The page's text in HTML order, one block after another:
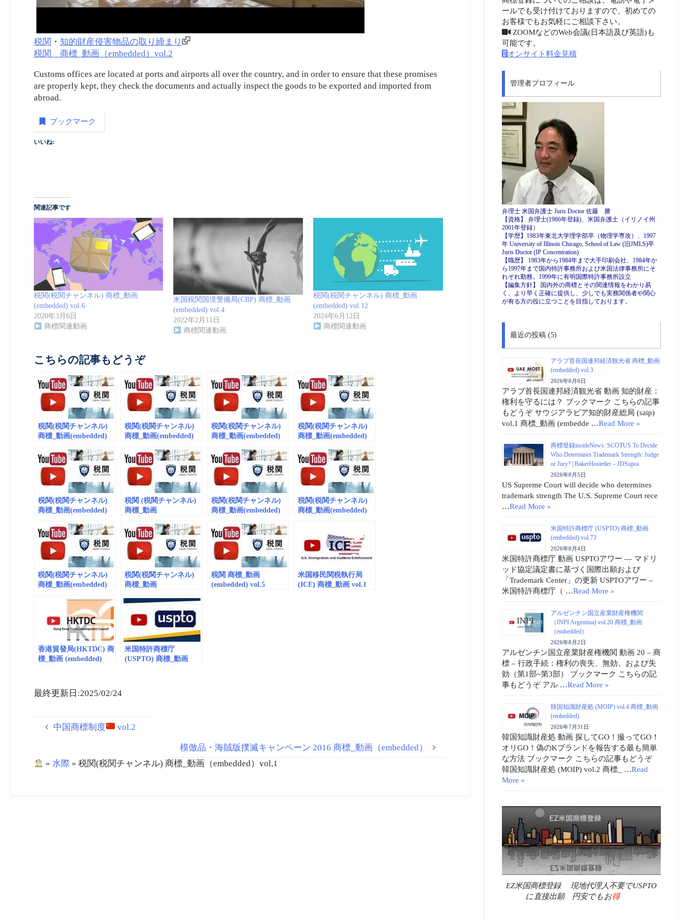
税関 ・ 知的財産侵害物品の取り締まり
税関 商標_動画（embedded）vol.2
Customs offices are located at ports and airports all over the country, and in order to ensure that these promises
are properly kept, they check the documents and actually inspect the goods to be exported and imported from
abroad.
ブックマーク
いいね:
関連記事です
税関(税関チャンネル) 商標_動画
(embedded) vol.6
2020年3月6日
商標関連動画
米国税関国境警備局(CBP) 商標_動画
(embedded) vol.4
2022年2月11日
商標関連動画
税関(税関チャンネル) 商標_動画
(embedded) vol.12
2024年6月12日
商標関連動画
こちらの記事もどうぞ
税関(税関チャンネル)
商標_動画(embedded)
税関(税関チャンネル)
商標_動画(embedded)
税関(税関チャンネル)
商標_動画(embedded)
税関(税関チャンネル)
商標_動画(embedded)
税関(税関チャンネル)
商標_動画(embedded)
税関 (税関チャンネル)
商標_動画
税関(税関チャンネル)
商標_動画(embedded)
税関(税関チャンネル)
商標_動画(embedded)
税関(税関チャンネル)
商標_動画(embedded)
税関(税関チャンネル)
商標_動画
vol.8 税関150周年
税関 商標_動画
(embedded) vol.5
米国移民関税執行局
(ICE) 商標_動画 vol.1
香港貿發局(HKTDC) 商
標_動画 (embedded)
米国特許商標庁
(USPTO) 商標_動画
最終更新日:2025/02/24
中国商標制度 vol.2
模倣品・海賊版撲滅キャンペーン 2016 商標_動画（embedded）
»水際 »税関(税関チャンネル) 商標_動画（embedded）vol,1
ールでも受け付けておりますので、初めての
お客様でもお気軽にご相談下さい。
ZOOMなどのWeb会議(日本語及び英語)も
可能です。
オンサイト料金見積
管理者プロフィール
弁理士 米国弁護士 Juris Doctor 佐藤 勝
【資格】 弁理士(1986年登録)、米国弁護士（イリノイ州
2001年登録）
【学歴】1983年東北大学理学部卒（物理学専攻）、1997
年 University of Illinois Chicago, School of Law (旧JMLS)卒
Juris Doctor (IP Concentration)
【職歴】 1983年から1984年まで大手印刷会社、1984年か
ら1997年まで国内特許事務所および米国法律事務所にそ
れぞれ勤務。1999年に有明国際特許事務所設立
【編集方針】 国内外の商標とその関連情報をわかり易
く、より早く正確に提供し、少しでも実務関係者や関心
が有る方の役に立つことを目指しております。
最近の投稿 (5)
アラブ首長国連邦経済観光省 商標_動画
(embedded) vol.3
2026年8月6日
アラブ首長国連邦経済観光省 動画 知的財産：
権利を守るには？ ブックマーク こちらの記事
もどうぞ サウジアラビア知的財産総局 (saip)
vol.1 商標_動画 (embedde …Read More »
商標登録insideNews: SCOTUS To Decide
Who Determines Trademark Strength: Judge
or Jury? | BakerHostetler – JDSupra
2026年8月5日
US Supreme Court will decide who determines
trademark strength The U.S. Supreme Court rece
…Read More »
米国特許商標庁 (USPTO) 商標_動画
(embedded) vol.73
2026年8月4日
米国特許商標庁 動画 USPTOアワー ― マドリ
ッド協定議定書に基づく国際出願および
「Trademark Center」の更新 USPTOアワー –
米国特許商標庁（ …Read More »
アルゼンチン国立産業財産権機関
（INPI Argentina) vol.20 商標_動画
（embedded）
2026年8月2日
アルゼンチン国立産業財産権機関 動画 20 – 商
標 – 行政手続：権利の喪失、無効、および失
効（第1部~第3部） ブックマーク こちらの記
事もどうぞ アル …Read More »
韓国知識財産処 (MOIP) vol.4 商標_動画
(embedded)
2026年7月31日
韓国知識財産処 動画 探してGO！撮ってGO！
オリGO！偽のKブランドを報告する最も簡単
な方法 ブックマーク こちらの記事もどうぞ
韓国知識財産処 (MOIP) vol.2 商標_ …Read
More »
EZ米国商標登録 現地代理人不要でUSPTO
に直接出願 円安でもお得